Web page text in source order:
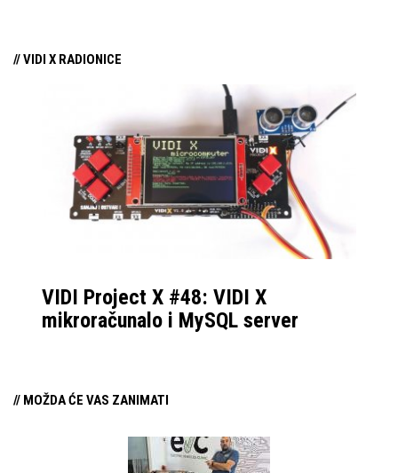
// VIDI X RADIONICE
VIDI Project X #48: VIDI X
mikroračunalo i MySQL server
// MOŽDA ĆE VAS ZANIMATI